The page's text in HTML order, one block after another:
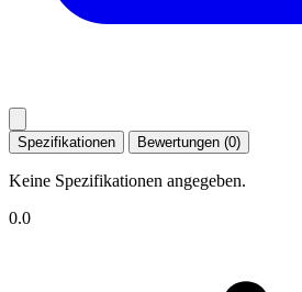
Spezifikationen Bewertungen (0)
Keine Spezifikationen angegeben.
0.0